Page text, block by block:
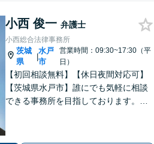
小西 俊一 弁護士
小西総合法律事務所
茨城
県
|
水戸
市
営業時間：09:30~17:30（平
日）
【初回相談無料】【休日夜間対応可】
【茨城県水戸市】誰にでも気軽に相談
できる事務所を目指しております。依